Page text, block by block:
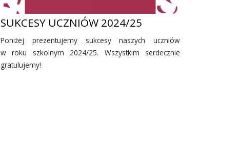
SUKCESY UCZNIÓW 2024/25
Poniżej prezentujemy sukcesy naszych uczniów
w roku szkolnym 2024/25. Wszystkim serdecznie
gratulujemy!